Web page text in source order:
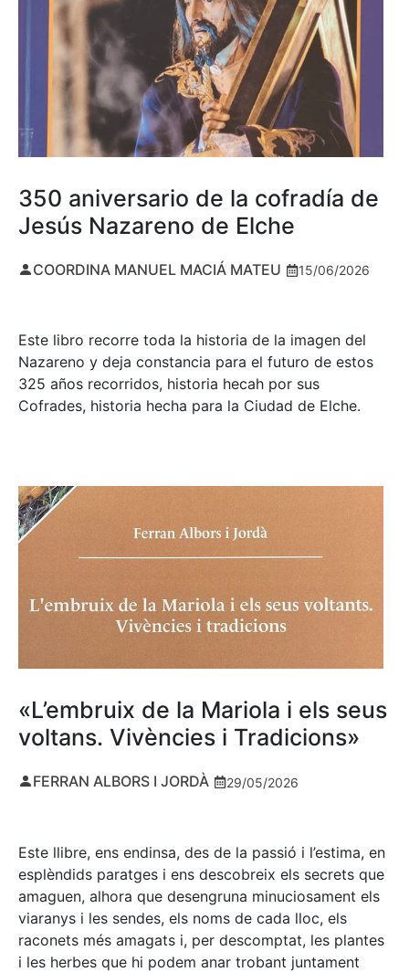
350 aniversario de la cofradía de
Jesús Nazareno de Elche
COORDINA MANUEL MACIÁ MATEU 15/06/2026
Este libro recorre toda la historia de la imagen del
Nazareno y deja constancia para el futuro de estos
325 años recorridos, historia hecah por sus
Cofrades, historia hecha para la Ciudad de Elche.
«L’embruix de la Mariola i els seus
voltans. Vivències i Tradicions»
FERRAN ALBORS I JORDÀ 29/05/2026
Este llibre, ens endinsa, des de la passió i l’estima, en
esplèndids paratges i ens descobreix els secrets que
amaguen, alhora que desengruna minuciosament els
viaranys i les sendes, els noms de cada lloc, els
raconets més amagats i, per descomptat, les plantes
i les herbes que hi podem anar trobant juntament